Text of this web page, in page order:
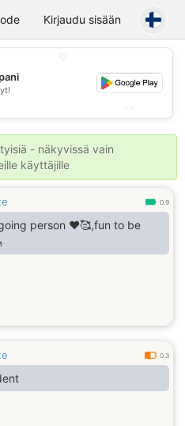
Chat
Kirjaudu sisään
- näkyvissä vain
käyttäjille
0.9
person ♥️🥰,fun to be
0.3